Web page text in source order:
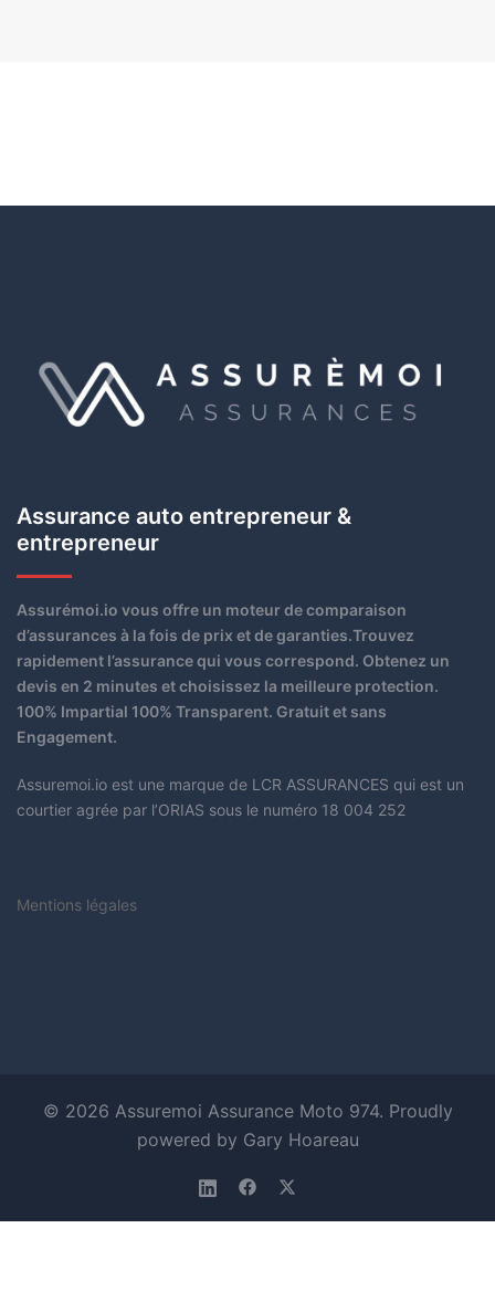
Assurance auto entrepreneur &
entrepreneur
Assurémoi.io vous offre un moteur de comparaison
d’assurances à la fois de prix et de garanties.Trouvez
rapidement l’assurance qui vous correspond. Obtenez un
devis en 2 minutes et choisissez la meilleure protection.
100% Impartial 100% Transparent. Gratuit et sans
Engagement.
Assuremoi.io est une marque de LCR ASSURANCES qui est un
courtier agrée par l’ORIAS sous le numéro 18 004 252
Mentions légales
© 2026 Assuremoi Assurance Moto 974. Proudly
powered by Gary Hoareau